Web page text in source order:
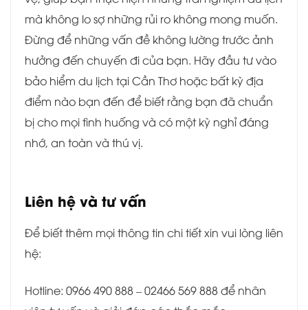
mà không lo sợ những rủi ro không mong muốn.
Đừng để những vấn đề không lường trước ảnh
hưởng đến chuyến đi của bạn. Hãy đầu tư vào
bảo hiểm du lịch tại Cần Thơ hoặc bất kỳ địa
điểm nào bạn đến để biết rằng bạn đã chuẩn
bị cho mọi tình huống và có một kỳ nghỉ đáng
nhớ, an toàn và thú vị.
Liên hệ và tư vấn
Để biết thêm mọi thông tin chi tiết xin vui lòng liên
hệ:
Hotline: 0966 490 888 – 02466 569 888 để nhân